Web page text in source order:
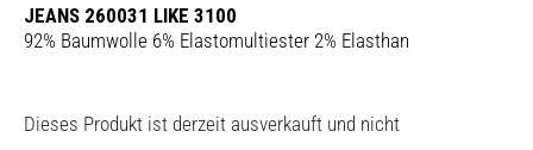
JEANS 260031 LIKE 3100
92% Baumwolle 6% Elastomultiester 2% Elasthan
Dieses Produkt ist derzeit ausverkauft und nicht